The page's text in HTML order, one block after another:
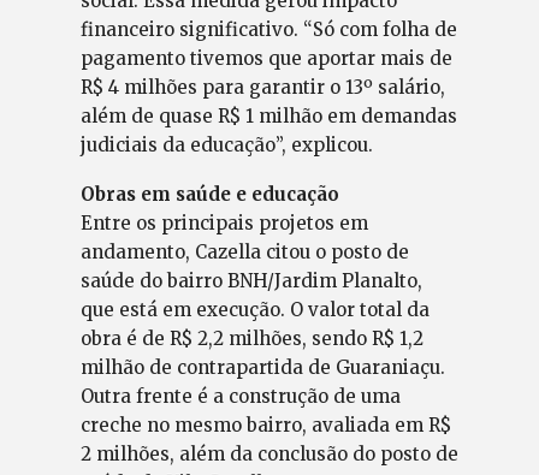
financeiro significativo. “Só com folha de
pagamento tivemos que aportar mais de
R$ 4 milhões para garantir o 13º salário,
além de quase R$ 1 milhão em demandas
judiciais da educação”, explicou.
Obras em saúde e educação
Entre os principais projetos em
andamento, Cazella citou o posto de
saúde do bairro BNH/Jardim Planalto,
que está em execução. O valor total da
obra é de R$ 2,2 milhões, sendo R$ 1,2
milhão de contrapartida de Guaraniaçu.
Outra frente é a construção de uma
creche no mesmo bairro, avaliada em R$
2 milhões, além da conclusão do posto de